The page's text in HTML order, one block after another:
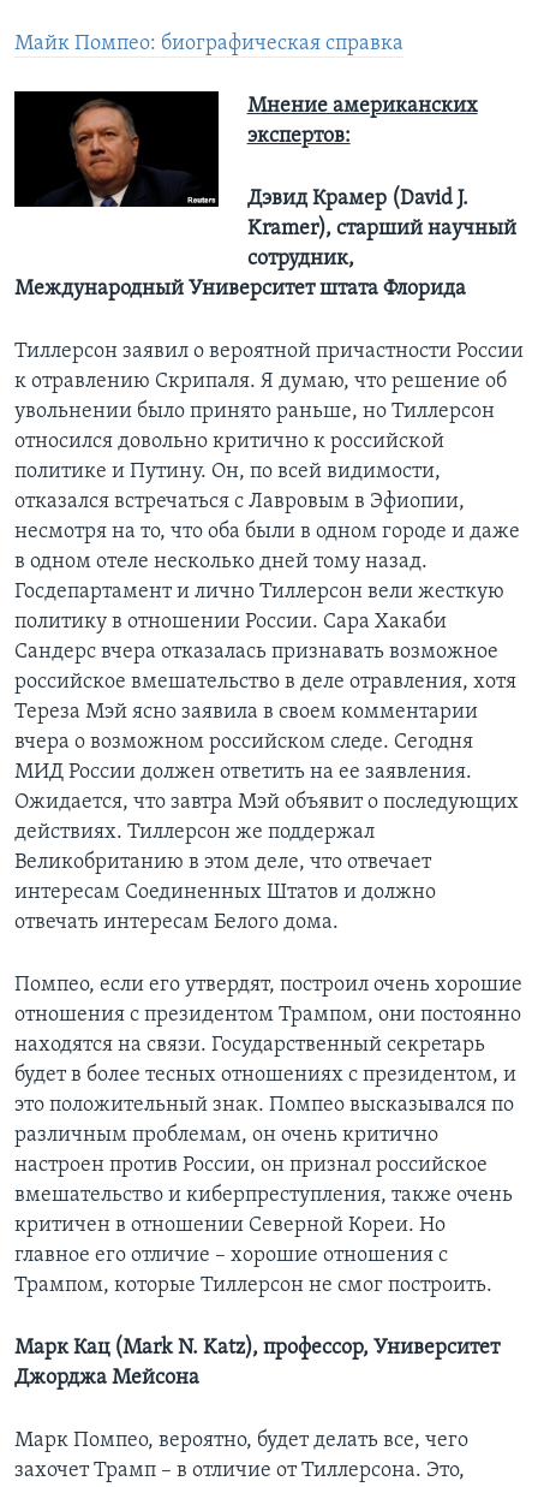
Майк Помпео: биографическая справка
Мнение американских
экспертов:
Дэвид Крамер (David J.
Kramer), старший научный
сотрудник,
Международный Университет штата Флорида
Тиллерсон заявил о вероятной причастности России
к отравлению Скрипаля. Я думаю, что решение об
увольнении было принято раньше, но Тиллерсон
относился довольно критично к российской
политике и Путину. Он, по всей видимости,
отказался встречаться с Лавровым в Эфиопии,
несмотря на то, что оба были в одном городе и даже
в одном отеле несколько дней тому назад.
Госдепартамент и лично Тиллерсон вели жесткую
политику в отношении России. Сара Хакаби
Сандерс вчера отказалась признавать возможное
российское вмешательство в деле отравления, хотя
Тереза Мэй ясно заявила в своем комментарии
вчера о возможном российском следе. Сегодня
МИД России должен ответить на ее заявления.
Ожидается, что завтра Мэй объявит о последующих
действиях. Тиллерсон же поддержал
Великобританию в этом деле, что отвечает
интересам Соединенных Штатов и должно
отвечать интересам Белого дома.
Помпео, если его утвердят, построил очень хорошие
отношения с президентом Трампом, они постоянно
находятся на связи. Государственный секретарь
будет в более тесных отношениях с президентом, и
это положительный знак. Помпео высказывался по
различным проблемам, он очень критично
настроен против России, он признал российское
вмешательство и киберпреступления, также очень
критичен в отношении Северной Кореи. Но
главное его отличие – хорошие отношения с
Трампом, которые Тиллерсон не смог построить.
Марк Кац (Mark N. Katz), профессор, Университет
Джорджа Мейсона
Марк Помпео, вероятно, будет делать все, чего
захочет Трамп – в отличие от Тиллерсона. Это,